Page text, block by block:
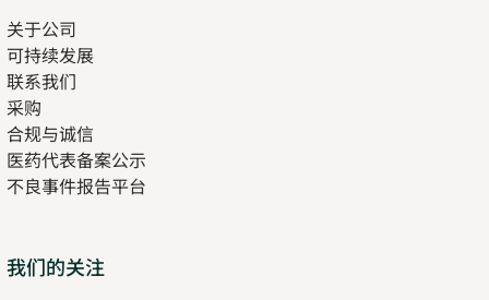
关于公司
可持续发展
联系我们
采购
合规与诚信
医药代表备案公示
不良事件报告平台
我们的关注